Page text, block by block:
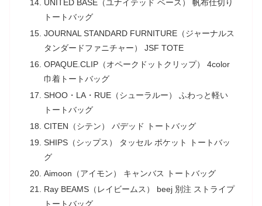
UNITED BASE（ユナイテッド ベース） 帆布仕切り
トートバッグ
JOURNAL STANDARD FURNITURE（ジャーナルス
タンダードファニチャー） JSF TOTE
OPAQUE.CLIP（オペークドットクリップ） 4color
巾着トートバッグ
SHOO・LA・RUE（シューラルー） ふわっと軽い
トートバッグ
CITEN（シテン） パデッド トートバッグ
SHIPS（シップス） タッセル ポケット トートバッ
グ
Aimoon（アイモン） キャンバス トートバッグ
Ray BEAMS（レイビームス） beej 別注 ストライプ
トートバッグ